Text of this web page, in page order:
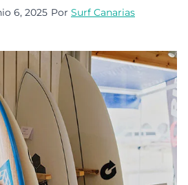
6, 2025 Por Surf Canarias